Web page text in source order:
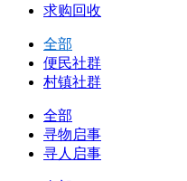
求购回收
全部
便民社群
村镇社群
全部
寻物启事
寻人启事